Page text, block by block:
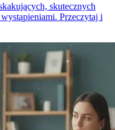
skutecznych
Przeczytaj i